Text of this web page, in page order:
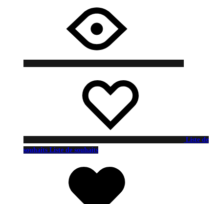
Liste de
souhaits Liste de souhaits